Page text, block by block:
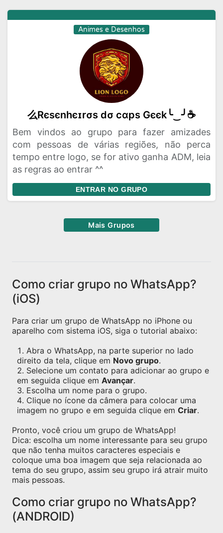
Animes e Desenhos
么Rєѕєnhєɪrσѕ dσ cαpѕ Gєєk╰‿╯☕
Bem vindos ao grupo para fazer amizades
com pessoas de várias regiões, não perca
tempo entre logo, se for ativo ganha ADM, leia
as regras ao entrar ^^
ENTRAR NO GRUPO
Mais Grupos
Como criar grupo no WhatsApp?
(iOS)
Para criar um grupo de WhatsApp no iPhone ou
aparelho com sistema iOS, siga o tutorial abaixo:
Abra o WhatsApp, na parte superior no lado
direito da tela, clique em Novo grupo.
Selecione um contato para adicionar ao grupo e
em seguida clique em Avançar.
Escolha um nome para o grupo.
Clique no ícone da câmera para colocar uma
imagem no grupo e em seguida clique em Criar.
Pronto, você criou um grupo de WhatsApp!
Dica: escolha um nome interessante para seu grupo
que não tenha muitos caracteres especiais e
coloque uma boa imagem que seja relacionada ao
tema do seu grupo, assim seu grupo irá atrair muito
mais pessoas.
Como criar grupo no WhatsApp?
(ANDROID)